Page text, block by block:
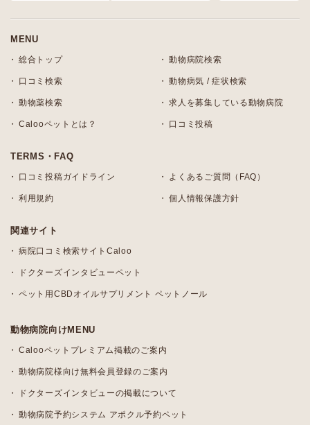
MENU
総合トップ 動物病院検索
口コミ検索 動物病気 / 症状検索
動物薬検索 求人を募集している動物病院
Calooペットとは？ 口コミ投稿
TERMS・FAQ
口コミ投稿ガイドライン よくあるご質問（FAQ）
利用規約 個人情報保護方針
関連サイト
病院口コミ検索サイトCaloo
ドクターズインタビューペット
ペット用CBDオイルサプリメント ペットノール
動物病院向けMENU
Calooペットプレミアム掲載のご案内
動物病院様向け無料会員登録のご案内
ドクターズインタビューの掲載について
動物病院予約システム アポクル予約ペット